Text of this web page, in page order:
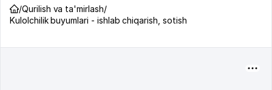
/Qurilish va ta'mirlash/
Kulolchilik buyumlari - ishlab chiqarish, sotish